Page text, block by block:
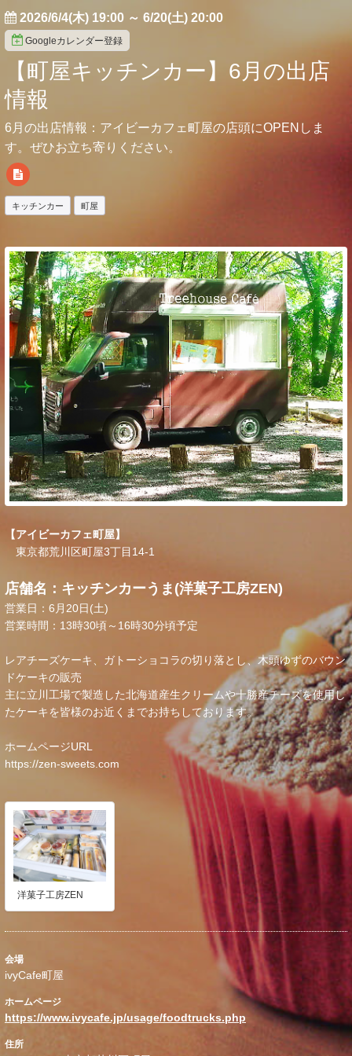
2026/6/4(木) 19:00 ～ 6/20(土) 20:00
Googleカレンダー登録
【町屋キッチンカー】6月の出店
情報
6月の出店情報：アイビーカフェ町屋の店頭にOPENしま
す。ぜひお立ち寄りください。
キッチンカー 町屋
【アイビーカフェ町屋】
東京都荒川区町屋3丁目14-1
店舗名：キッチンカーうま(洋菓子工房ZEN)
営業日：6月20日(土)
営業時間：13時30頃～16時30分頃予定
レアチーズケーキ、ガトーショコラの切り落とし、木頭ゆずのバウン
ドケーキの販売
主に立川工場で製造した北海道産生クリームや十勝産チーズを使用し
たケーキを皆様のお近くまでお持ちしております。
ホームページURL
https://zen-sweets.com
洋菓子工房ZEN
会場
ivyCafe町屋
ホームページ
https://www.ivycafe.jp/usage/foodtrucks.php
住所